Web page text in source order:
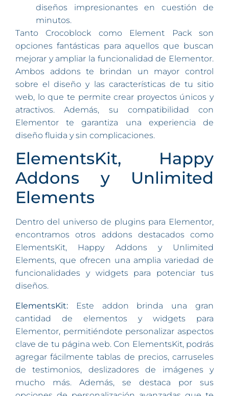
diseños impresionantes en cuestión de
minutos.
Tanto Crocoblock como Element Pack son
opciones fantásticas para aquellos que buscan
mejorar y ampliar la funcionalidad de Elementor.
Ambos addons te brindan un mayor control
sobre el diseño y las características de tu sitio
web, lo que te permite crear proyectos únicos y
atractivos. Además, su compatibilidad con
Elementor te garantiza una experiencia de
diseño fluida y sin complicaciones.
ElementsKit, Happy
Addons y Unlimited
Elements
Dentro del universo de plugins para Elementor,
encontramos otros addons destacados como
ElementsKit, Happy Addons y Unlimited
Elements, que ofrecen una amplia variedad de
funcionalidades y widgets para potenciar tus
diseños.
ElementsKit: Este addon brinda una gran
cantidad de elementos y widgets para
Elementor, permitiéndote personalizar aspectos
clave de tu página web. Con ElementsKit, podrás
agregar fácilmente tablas de precios, carruseles
de testimonios, deslizadores de imágenes y
mucho más. Además, se destaca por sus